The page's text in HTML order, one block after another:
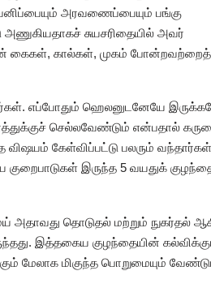
அரவணைப்பையும் பங்கு
சுயசரிதையில் அவர்
கைகள், கால்கள், முகம்
எப்போதும் ஹெலனுடனேயே
செல்லவேண்டும் என்பதால்
கேள்விப்பட்டு பலரும்
இருந்த 5 வயதுக்
அதாவது தொடுதல் மற்றும் நுகர்தல்
இத்தகைய குழந்தையின்
மேலாக மிகுந்த பொறுமையும்